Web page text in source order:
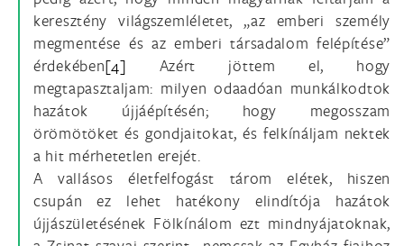
keresztény világszemléletet, „az emberi személy
megmentése és az emberi társadalom felépítése”
érdekében[4] Azért jöttem el, hogy
megtapasztaljam: milyen odaadóan munkálkodtok
hazátok újjáépítésén; hogy megosszam
örömötöket és gondjaitokat, és felkínáljam nektek
a hit mérhetetlen erejét.
A vallásos életfelfogást tárom elétek, hiszen
csupán ez lehet hatékony elindítója hazátok
újjászületésének Fölkínálom ezt mindnyájatoknak,